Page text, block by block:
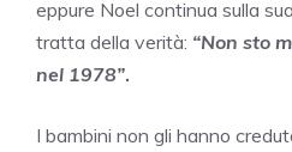
eppure Noel continua sulla
tratta della verità: “Non sto
nel 1978”.
I bambini non gli hanno